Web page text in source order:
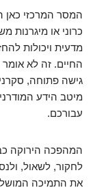
המסר המרכזי כאן
כרוני או מיגרנות
מדעית ויכולות
החיים. זה לא
גישה פתוחה,
מיטב הידע
עבורכם.
המהפכה הירוקה
לחקור, לשאול,
את התמיכה